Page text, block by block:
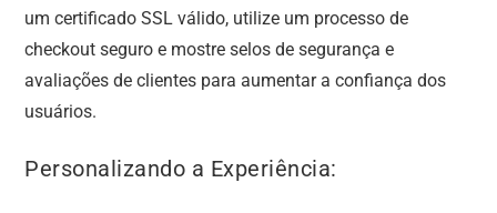
um certificado SSL válido, utilize um processo de
checkout seguro e mostre selos de segurança e
avaliações de clientes para aumentar a confiança dos
usuários.
Personalizando a Experiência: